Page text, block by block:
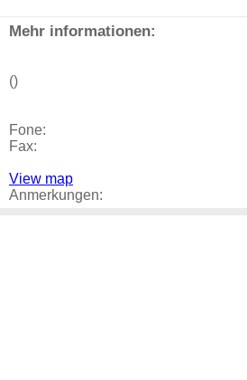
Mehr informationen:
()
Fone:
Fax:
View map
Anmerkungen: